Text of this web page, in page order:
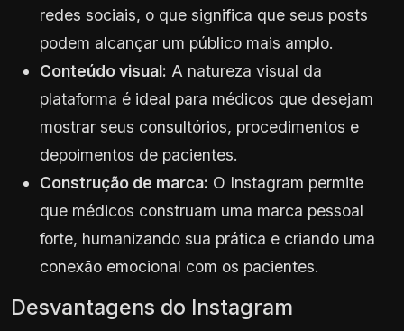
redes sociais, o que significa que seus posts
podem alcançar um público mais amplo.
Conteúdo visual: A natureza visual da
plataforma é ideal para médicos que desejam
mostrar seus consultórios, procedimentos e
depoimentos de pacientes.
Construção de marca: O Instagram permite
que médicos construam uma marca pessoal
forte, humanizando sua prática e criando uma
conexão emocional com os pacientes.
Desvantagens do Instagram